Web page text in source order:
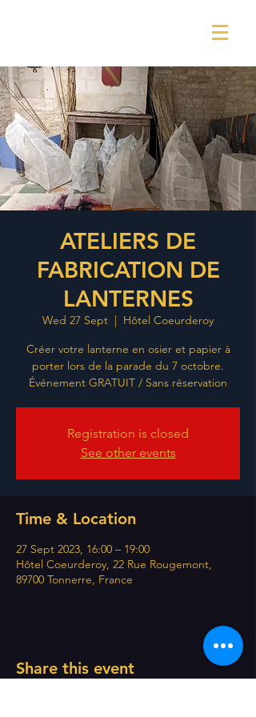
ATELIERS DE
FABRICATION DE
LANTERNES
Wed 27 Sept
  |
Hôtel Coeurderoy
Créer votre lanterne en osier et papier à
porter lors de la parade du 7 octobre.
Événement GRATUIT / Sans réservation
Registration is closed
See other events
Time & Location
27 Sept 2023, 16:00 – 19:00
Hôtel Coeurderoy, 22 Rue Rougemont,
89700 Tonnerre, France
Share this event